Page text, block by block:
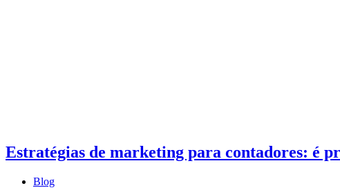
Estratégias de marketing para contadores: é
Blog